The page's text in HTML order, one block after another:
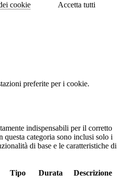
cookie Accetta tutti
preferite per i cookie.
indispensabili per il corretto
categoria sono inclusi solo i
di base e le caratteristiche di
Tipo Durata Descrizione